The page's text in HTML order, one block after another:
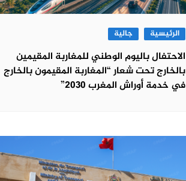
الرئيسية جالية
الاحتفال باليوم الوطني للمغاربة المقيمين
بالخارج تحت شعار “المغاربة المقيمون بالخارج
في خدمة أوراش المغرب 2030”